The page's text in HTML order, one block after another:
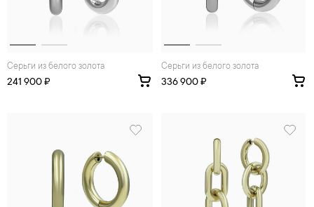
Серьги из белого золота
241 900 ₽
Серьги из белого золота
336 900 ₽